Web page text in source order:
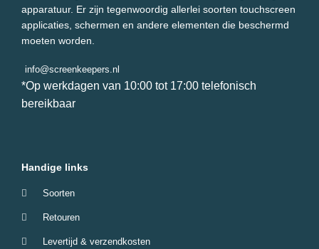
apparatuur. Er zijn tegenwoordig allerlei soorten touchscreen
applicaties, schermen en andere elementen die beschermd
moeten worden.
info@screenkeepers.nl
*Op werkdagen van 10:00 tot 17:00 telefonisch
bereikbaar
Handige links
Soorten
Retouren
Levertijd & verzendkosten